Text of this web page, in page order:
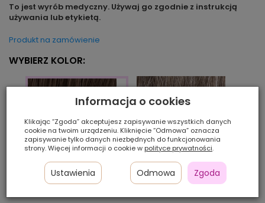
To jest wyrób medyczny. Używaj go zgodnie z instrukcją
używania lub etykietą.
Produkt na zamówienie
WYBIERZ KOLOR:
coffee/mix
M36s
Informacja o cookies
Klikając “Zgoda” akceptujesz zapisywanie wszystkich danych
cookie na twoim urządzeniu. Kliknięcie “Odmowa” oznacza
zapisywanie tylko danych niezbędnych do funkcjonowania
strony. Więcej informacji o cookie w polityce prywatności.
Ustawienia Odmowa Zgoda